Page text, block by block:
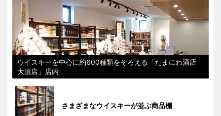
ウイスキーを中心に約600種類をそろえる「たまにわ酒店
大須店」店内
さまざまなウイスキーが並ぶ商品棚